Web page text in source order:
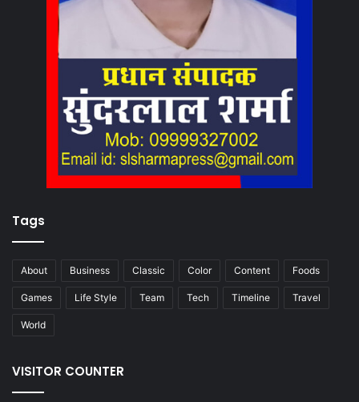
Tags
About Business Classic Color Content Foods
Games Life Style Team Tech Timeline Travel
World
VISITOR COUNTER